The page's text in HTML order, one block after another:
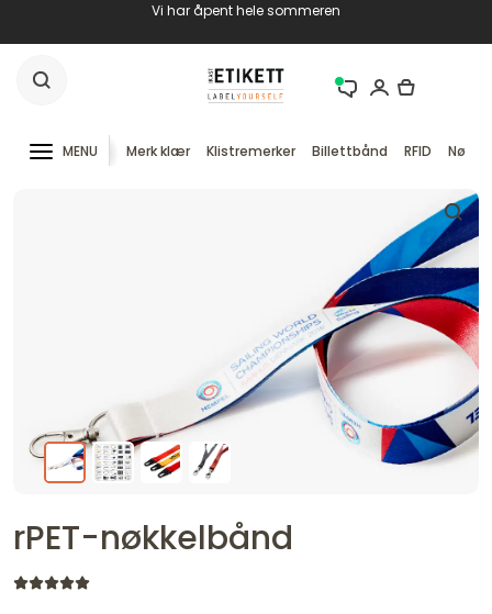
Vi har åpent hele sommeren
MENU Merk klær Klistremerker Billettbånd RFID
rPET-nøkkelbånd